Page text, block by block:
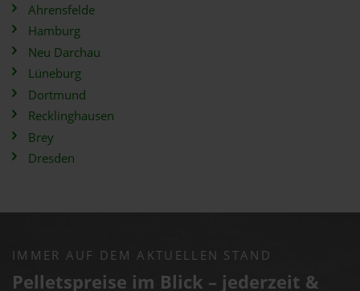
Ahrensfelde
Hamburg
Neu Darchau
Lüneburg
Dortmund
Recklinghausen
Brey
Dresden
IMMER AUF DEM AKTUELLEN STAND
Pelletspreise im Blick – jederzeit &